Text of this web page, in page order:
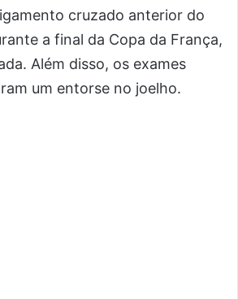
cruzado anterior do
a final da Copa da França,
Além disso, os exames
um entorse no joelho.